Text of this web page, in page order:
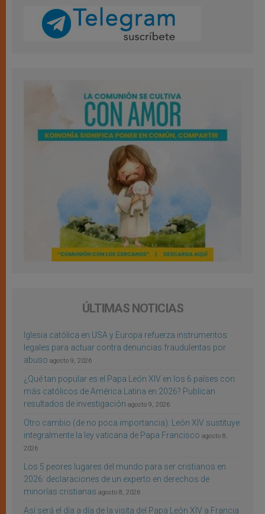
ÚLTIMAS NOTICIAS
Iglesia católica en USA y Europa refuerza instrumentos
legales para actuar contra denuncias fraudulentas por
abuso agosto 9, 2026
¿Qué tan popular es el Papa León XIV en los 6 países con
más católicos de América Latina en 2026? Publican
resultados de investigación agosto 9, 2026
Otro cambio (de no poca importancia): León XIV sustituye
integralmente la ley vaticana de Papa Francisco agosto 8,
2026
Los 5 peores lugares del mundo para ser cristianos en
2026: declaraciones de un experto en derechos de
minorías cristianas agosto 8, 2026
Así será el día a día de la visita del Papa León XIV a Francia